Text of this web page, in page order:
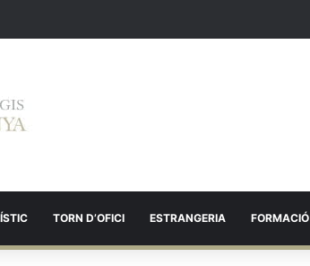
TORN D’OFICI ESTRANGERIA FORMACIÓ